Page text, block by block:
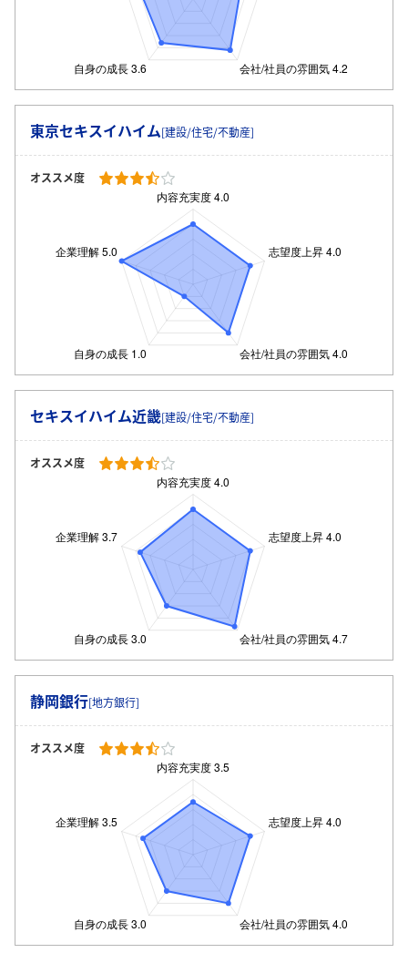
東京セキスイハイム[建設/住宅/不動産]
オススメ度
セキスイハイム近畿[建設/住宅/不動産]
オススメ度
静岡銀行[地方銀行]
オススメ度
ログイン・会員登録